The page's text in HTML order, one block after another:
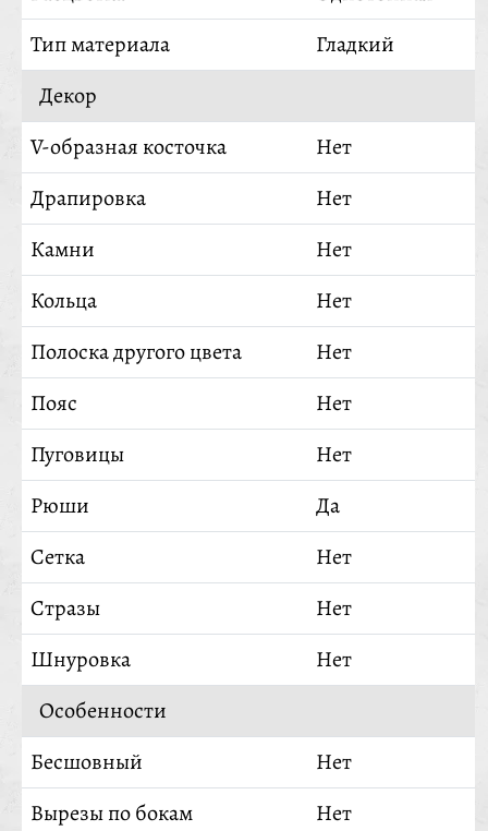
Тип материала
Гладкий
Декор
V-образная косточка
Нет
Драпировка
Нет
Камни
Нет
Кольца
Нет
Полоска другого цвета
Нет
Пояс
Нет
Пуговицы
Нет
Рюши
Да
Сетка
Нет
Стразы
Нет
Шнуровка
Нет
Особенности
Бесшовный
Нет
Вырезы по бокам
Нет